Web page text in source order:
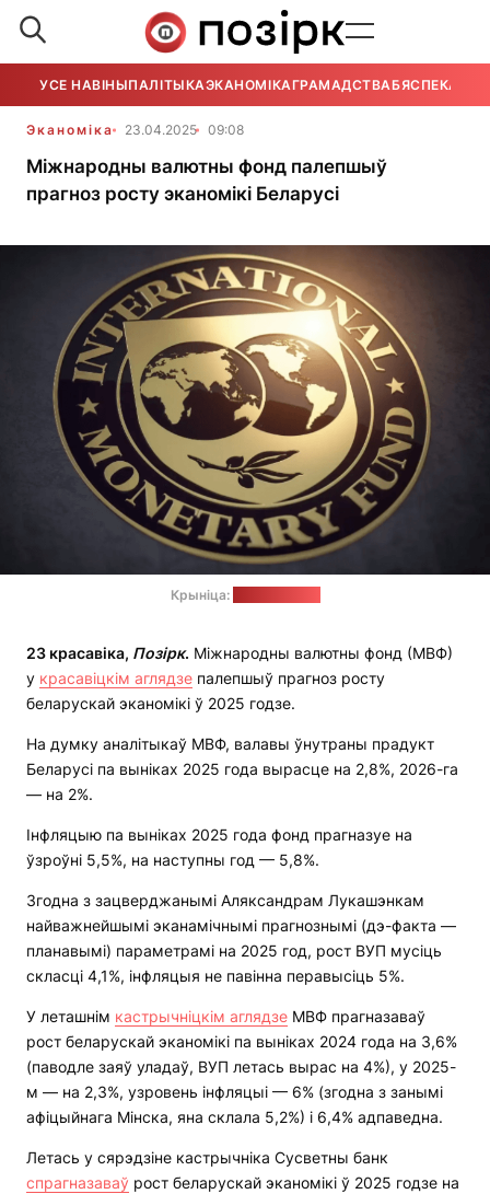
УСЕ НАВІНЫПАЛІТЫКАЭКАНОМІКАГРАМАДСТВАБЯСПЕКА
Эканоміка 23.04.2025 09:08
Міжнародны валютны фонд палепшыў
прагноз росту эканомікі Беларусі
Крыніца:
23 красавіка, Позірк. Міжнародны валютны фонд (МВФ)
у красавіцкім аглядзе палепшыў прагноз росту
беларускай эканомікі ў 2025 годзе.
На думку аналітыкаў МВФ, валавы ўнутраны прадукт
Беларусі па выніках 2025 года вырасце на 2,8%, 2026-га
— на 2%.
Інфляцыю па выніках 2025 года фонд прагназуе на
ўзроўні 5,5%, на наступны год — 5,8%.
Згодна з зацверджанымі Аляксандрам Лукашэнкам
найважнейшымі эканамічнымі прагнознымі (дэ-факта —
планавымі) параметрамі на 2025 год, рост ВУП мусіць
скласці 4,1%, інфляцыя не павінна перавысіць 5%.
У леташнім кастрычніцкім аглядзе МВФ прагназаваў
рост беларускай эканомікі па выніках 2024 года на 3,6%
(паводле заяў уладаў, ВУП летась вырас на 4%), у 2025-
м — на 2,3%, узровень інфляцыі — 6% (згодна з занымі
афіцыйнага Мінска, яна склала 5,2%) і 6,4% адпаведна.
Летась у сярэдзіне кастрычніка Сусветны банк
спрагназаваў рост беларускай эканомікі ў 2025 годзе на